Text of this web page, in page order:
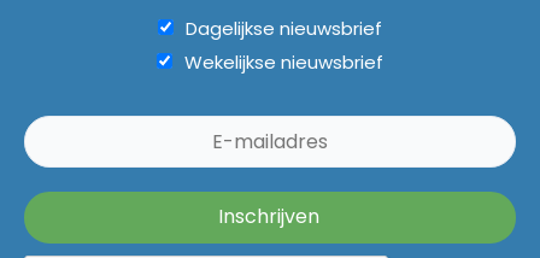
Dagelijkse nieuwsbrief
Wekelijkse nieuwsbrief